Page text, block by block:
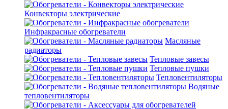
Конвекторы электрические
Инфракрасные обогреватели
Масляные
радиаторы
Тепловые завесы
Тепловые пушки
Тепловентиляторы
Водяные
тепловентиляторы